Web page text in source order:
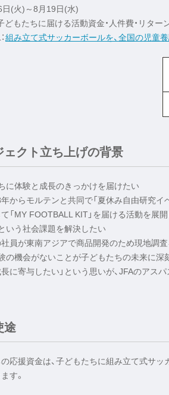
日(火)～8月19日(水)
どもたちに届ける活動資金・人件費・リター
組み立て式サッカーボールを、全国の児童
ェクト立ち上げの背景
に体験と成長のきっかけを届けたい
からモルテンと共同で「夏休み自由研究
「MY FOOTBALL KIT」を届ける活動を展開
いう社会課題を解決したい
員が東南アジアで商品開発のため現地調
の機会がないことが子どもたちの未来に深
に寄与したい」という思いが、JFAのアス
途
応援資金は、子どもたちに組み立て式サ
す。